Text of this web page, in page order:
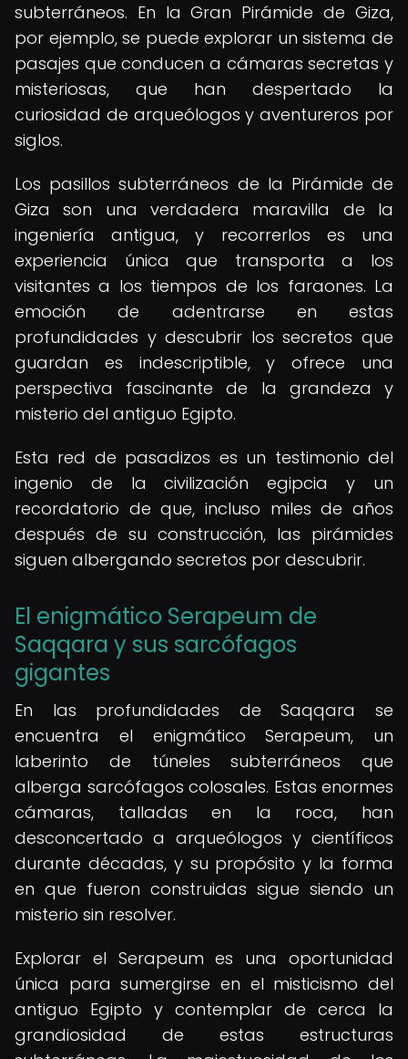
subterráneos. En la Gran Pirámide de Giza,
por ejemplo, se puede explorar un sistema de
pasajes que conducen a cámaras secretas y
misteriosas, que han despertado la
curiosidad de arqueólogos y aventureros por
siglos.
Los pasillos subterráneos de la Pirámide de
Giza son una verdadera maravilla de la
ingeniería antigua, y recorrerlos es una
experiencia única que transporta a los
visitantes a los tiempos de los faraones. La
emoción de adentrarse en estas
profundidades y descubrir los secretos que
guardan es indescriptible, y ofrece una
perspectiva fascinante de la grandeza y
misterio del antiguo Egipto.
Esta red de pasadizos es un testimonio del
ingenio de la civilización egipcia y un
recordatorio de que, incluso miles de años
después de su construcción, las pirámides
siguen albergando secretos por descubrir.
El enigmático Serapeum de
Saqqara y sus sarcófagos
gigantes
En las profundidades de Saqqara se
encuentra el enigmático Serapeum, un
laberinto de túneles subterráneos que
alberga sarcófagos colosales. Estas enormes
cámaras, talladas en la roca, han
desconcertado a arqueólogos y científicos
durante décadas, y su propósito y la forma
en que fueron construidas sigue siendo un
misterio sin resolver.
Explorar el Serapeum es una oportunidad
única para sumergirse en el misticismo del
antiguo Egipto y contemplar de cerca la
grandiosidad de estas estructuras